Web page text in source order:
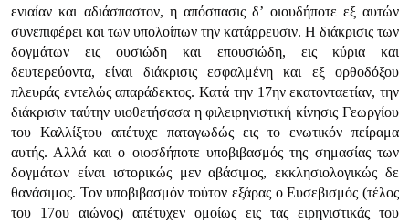
ενιαίαν και αδιάσπαστον, η απόσπασις δ’ οιουδήποτε εξ αυτών
συνεπιφέρει και των υπολοίπων την κατάρρευσιν. Η διάκρισις των
δογμάτων εις ουσιώδη και επουσιώδη, εις κύρια και
δευτερεύοντα, είναι διάκρισις εσφαλμένη και εξ ορθοδόξου
πλευράς εντελώς απαράδεκτος. Κατά την 17ην εκατονταετίαν, την
διάκρισιν ταύτην υιοθετήσασα η φιλειρηνιστική κίνησις Γεωργίου
του Καλλίξτου απέτυχε παταγωδώς εις το ενωτικόν πείραμα
αυτής. Αλλά και ο οιοσδήποτε υποβιβασμός της σημασίας των
δογμάτων είναι ιστορικώς μεν αβάσιμος, εκκλησιολογικώς δε
θανάσιμος. Τον υποβιβασμόν τούτον εξάρας ο Ευσεβισμός (τέλος
του 17ου αιώνος) απέτυχεν ομοίως εις τας ειρηνιστικάς του